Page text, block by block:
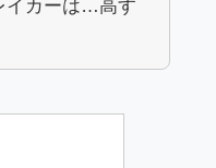
イカーは…高す